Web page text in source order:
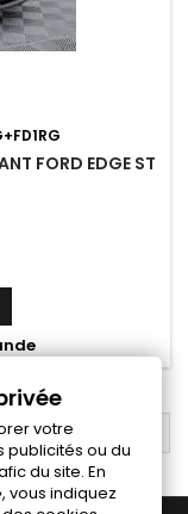
FORD EDGE ST
RETOUR EN HAUT
votre
publicités ou du
du site. En
vous indiquez